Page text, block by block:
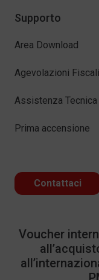
Supporto
Area Download
Agevolazioni Fiscali
Assistenza Tecnica
Prima accensione
Contattaci
Voucher